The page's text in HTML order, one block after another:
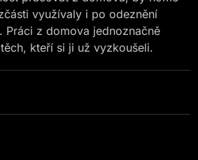
využívaly i po odeznění
z domova jednoznačně
kteří si ji už vyzkoušeli.